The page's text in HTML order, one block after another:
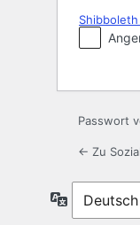
Passwort
← Zu
Sprache